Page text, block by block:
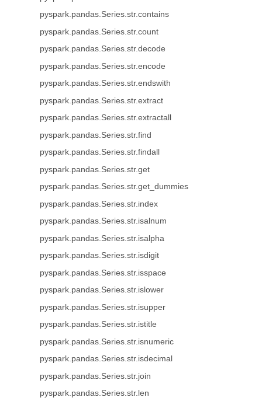
pyspark.pandas.Series.str.contains
pyspark.pandas.Series.str.count
pyspark.pandas.Series.str.decode
pyspark.pandas.Series.str.encode
pyspark.pandas.Series.str.endswith
pyspark.pandas.Series.str.extract
pyspark.pandas.Series.str.extractall
pyspark.pandas.Series.str.find
pyspark.pandas.Series.str.findall
pyspark.pandas.Series.str.get
pyspark.pandas.Series.str.get_dummies
pyspark.pandas.Series.str.index
pyspark.pandas.Series.str.isalnum
pyspark.pandas.Series.str.isalpha
pyspark.pandas.Series.str.isdigit
pyspark.pandas.Series.str.isspace
pyspark.pandas.Series.str.islower
pyspark.pandas.Series.str.isupper
pyspark.pandas.Series.str.istitle
pyspark.pandas.Series.str.isnumeric
pyspark.pandas.Series.str.isdecimal
pyspark.pandas.Series.str.join
pyspark.pandas.Series.str.len